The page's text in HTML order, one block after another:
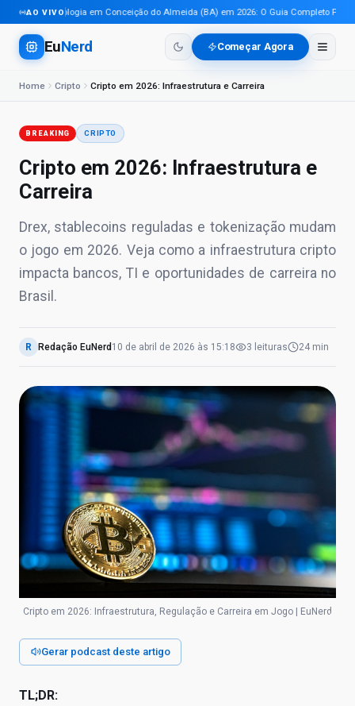
AO VIVO
Tecnologia em Conceição do Almeida (BA) em 2026: O Guia Completo Para
EuNerd Começar Agora
Home Cripto Cripto em 2026: Infraestrutura e Carreira
BREAKING CRIPTO
Cripto em 2026: Infraestrutura e
Carreira
Drex, stablecoins reguladas e tokenização mudam
o jogo em 2026. Veja como a infraestrutura cripto
impacta bancos, TI e oportunidades de carreira no
Brasil.
R Redação EuNerd 10 de abril de 2026 às 15:18 3 leituras 24 min
Cripto em 2026: Infraestrutura, Regulação e Carreira em Jogo | EuNerd
Gerar podcast deste artigo
TL;DR: